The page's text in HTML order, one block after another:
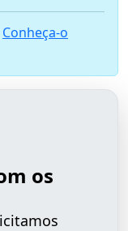
Conheça-o
os